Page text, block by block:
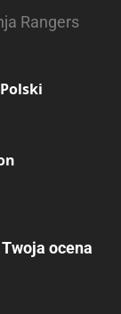
Rangers
Twoja ocena